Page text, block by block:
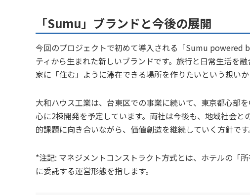
「Sumu」ブランドと今後の展開
今回のプロジェクトで初めて導入される「Sumu powered
ティから生まれた新しいブランドです。旅行と日常生活を
家に「住む」ように滞在できる場所を作りたいという想い
大和ハウス工業は、台東区での事業に続いて、東京都心部
心に2棟開発を予定しています。両社は今後も、地域社会
的課題に向き合いながら、価値創造を継続していく方針です
*注記: マネジメントコンストラクト方式とは、ホテルの「
に委託する運営形態を指します。